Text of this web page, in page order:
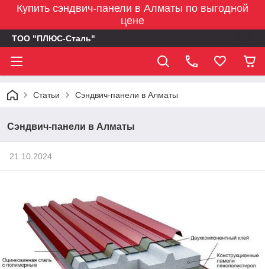
Купить сэндвич-панели в Алматы по выгодной
цене
ТОО "ПЛЮС-Сталь"
Статьи Сэндвич-панели в Алматы
Сэндвич-панели в Алматы
21.10.2024